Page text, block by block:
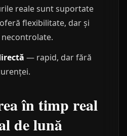
reale sunt suportate
flexibilitate, dar și
— rapid, dar fără
în timp real
de lună